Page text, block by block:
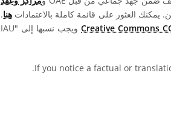
يمكنك العثور على قائمة كاملة بالاعتمادات هنا.
ويجب نسبها إلى "IAU
If you notice a factual or
.